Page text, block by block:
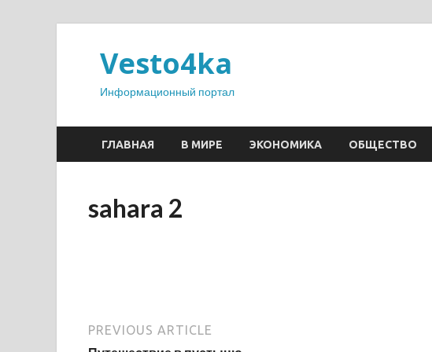
Vesto4ka
Информационный портал
ГЛАВНАЯ В МИРЕ ЭКОНОМИКА ОБЩЕСТВО
sahara 2
PREVIOUS ARTICLE